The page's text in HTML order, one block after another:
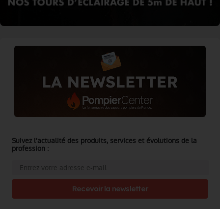
Suivez l'actualité des produits, services et évolutions de la
profession :
Recevoir la newsletter